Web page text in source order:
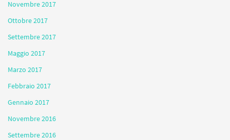
Novembre 2017
Ottobre 2017
Settembre 2017
Maggio 2017
Marzo 2017
Febbraio 2017
Gennaio 2017
Novembre 2016
Settembre 2016